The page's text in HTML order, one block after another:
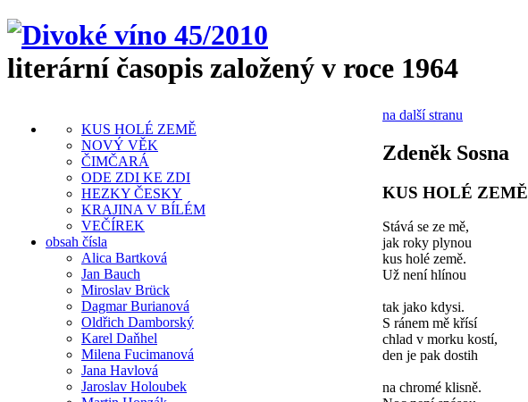
literární časopis založený v roce 1964
KUS HOLÉ ZEMĚ
NOVÝ VĚK
ČIMČARÁ
ODE ZDI KE ZDI
HEZKY ČESKY
KRAJINA V BÍLÉM
VEČÍREK
obsah čísla
Alica Bartková
Jan Bauch
Miroslav Brück
Dagmar Burianová
Oldřich Damborský
Karel Daňhel
Milena Fucimanová
Jana Havlová
Jaroslav Holoubek
na další stranu
Zdeněk Sosna
KUS HOLÉ ZEMĚ
Stává se ze mě,
jak roky plynou
kus holé země.
Už není hlínou
tak jako kdysi.
S ránem mě křísí
chlad v morku kostí,
den je pak dostih
na chromé klisně.